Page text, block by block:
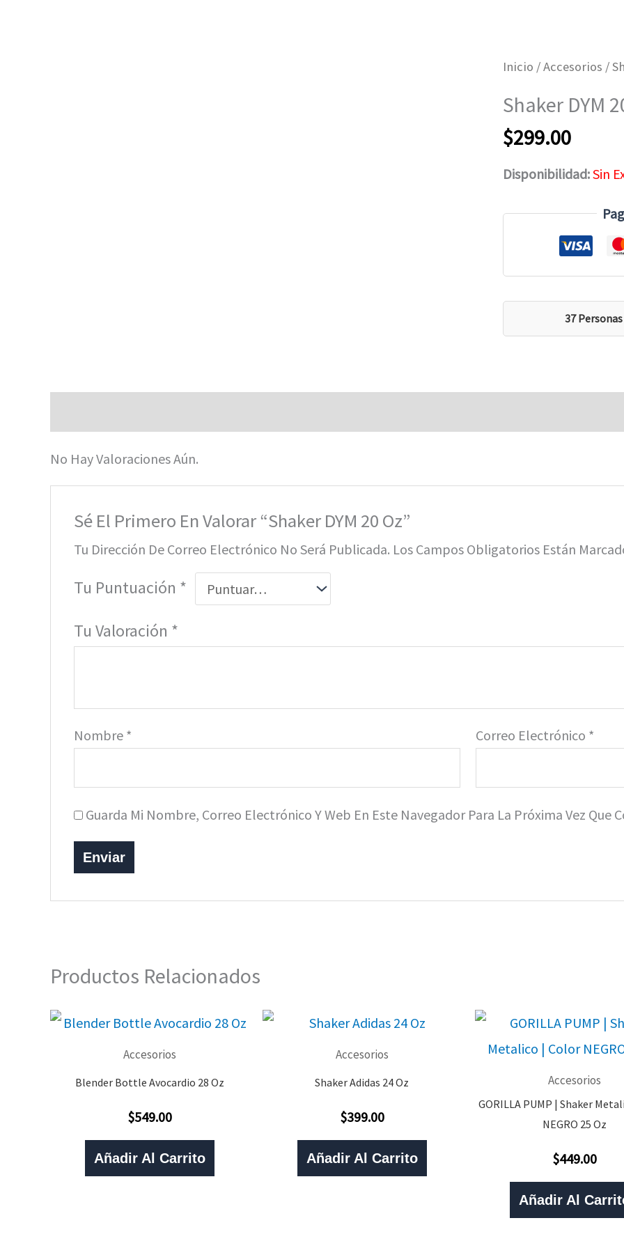
Inicio /Accesorios /
Shaker DYM
$299.00
Disponibilidad:Sin
37 Personas
No Hay Valoraciones Aún.
Sé El Primero En Valorar “Shaker DYM 20 Oz”
Tu Dirección De Correo Electrónico No Será Publicada. Los Campos Obligatorios Están
Tu Puntuación *
Tu Valoración *
Nombre * Correo Electrónico *
Guarda Mi Nombre, Correo Electrónico Y Web En Este Navegador Para La Próxima Vez Que
Productos Relacionados
Accesorios
Blender Bottle Avocardio 28 Oz
Valorado
0
De
5
$549.00
Añadir Al Carrito
Accesorios
Shaker Adidas 24 Oz
Valorado
0
De
5
$399.00
Añadir Al Carrito
Accesorios
GORILLA PUMP | Shaker
NEGRO 25 Oz
Valorado
0
De
5
$449.00
Añadir Al